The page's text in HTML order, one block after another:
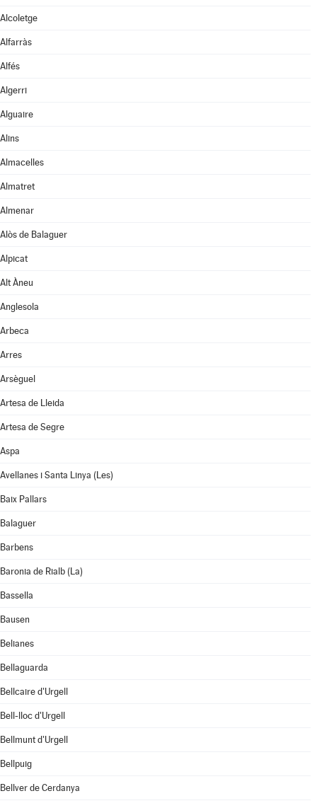
Alcoletge
Alfarràs
Alfés
Algerri
Alguaire
Alins
Almacelles
Almatret
Almenar
Alòs de Balaguer
Alpicat
Alt Àneu
Anglesola
Arbeca
Arres
Arsèguel
Artesa de Lleida
Artesa de Segre
Aspa
Avellanes i Santa Linya (Les)
Baix Pallars
Balaguer
Barbens
Baronia de Rialb (La)
Bassella
Bausen
Belianes
Bellaguarda
Bellcaire d'Urgell
Bell-lloc d'Urgell
Bellmunt d'Urgell
Bellpuig
Bellver de Cerdanya